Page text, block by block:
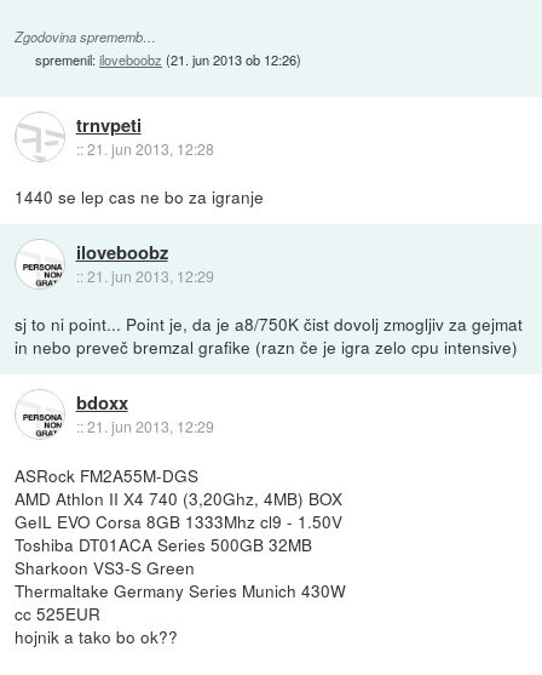
Zgodovina sprememb…
spremenil:iloveboobz (21. jun 2013 ob 12:26)
trnvpeti
::21. jun 2013, 12:28
1440 se lep cas ne bo za igranje
iloveboobz
::21. jun 2013, 12:29
sj to ni point... Point je, da je a8/750K čist dovolj zmogljiv za gejmat
in nebo preveč bremzal grafike (razn če je igra zelo cpu intensive)
bdoxx
::21. jun 2013, 12:29
ASRock FM2A55M-DGS
AMD Athlon II X4 740 (3,20Ghz, 4MB) BOX
GeIL EVO Corsa 8GB 1333Mhz cl9 - 1.50V
Toshiba DT01ACA Series 500GB 32MB
Sharkoon VS3-S Green
Thermaltake Germany Series Munich 430W
cc 525EUR
hojnik a tako bo ok??